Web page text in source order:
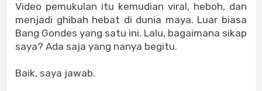
Video pemukulan itu kemudian viral, heboh, dan
menjadi ghibah hebat di dunia maya. Luar biasa
Bang Gondes yang satu ini. Lalu, bagaimana sikap
saya? Ada saja yang nanya begitu.
Baik, saya jawab.